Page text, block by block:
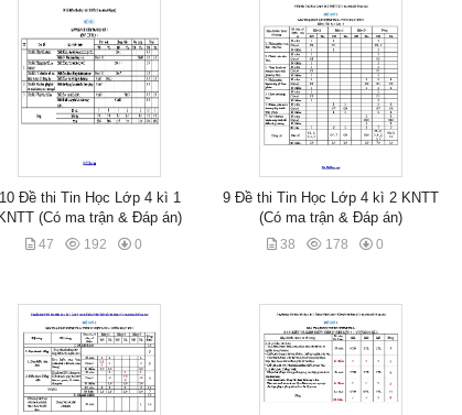
10 Đề thi Tin Học Lớp 4 kì 1
KNTT (Có ma trận & Đáp án)
47 192 0
9 Đề thi Tin Học Lớp 4 kì 2 KNTT
(Có ma trận & Đáp án)
38 178 0